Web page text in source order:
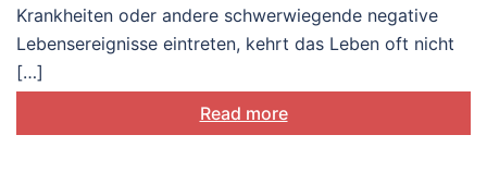
Krankheiten oder andere schwerwiegende negative
Lebensereignisse eintreten, kehrt das Leben oft nicht
[…]
Read more